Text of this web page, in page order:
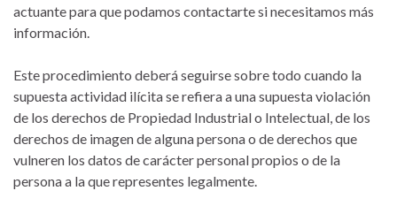
actuante para que podamos contactarte si necesitamos más
información.
Este procedimiento deberá seguirse sobre todo cuando la
supuesta actividad ilícita se refiera a una supuesta violación
de los derechos de Propiedad Industrial o Intelectual, de los
derechos de imagen de alguna persona o de derechos que
vulneren los datos de carácter personal propios o de la
persona a la que representes legalmente.